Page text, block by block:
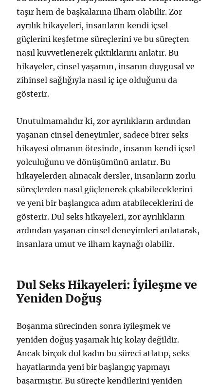
taşır hem de başkalarına ilham olabilir. Zor
ayrılık hikayeleri, insanların kendi içsel
güçlerini keşfetme süreçlerini ve bu süreçten
nasıl kuvvetlenerek çıktıklarını anlatır. Bu
hikayeler, cinsel yaşamın, insanın duygusal ve
zihinsel sağlığıyla nasıl iç içe olduğunu da
gösterir.
Unutulmamalıdır ki, zor ayrılıkların ardından
yaşanan cinsel deneyimler, sadece birer seks
hikayesi olmanın ötesinde, insanın kendi içsel
yolculuğunu ve dönüşümünü anlatır. Bu
hikayelerden alınacak dersler, insanların zorlu
süreçlerden nasıl güçlenerek çıkabileceklerini
ve yeni bir başlangıca adım atabileceklerini de
gösterir. Dul seks hikayeleri, zor ayrılıkların
ardından yaşanan cinsel deneyimleri anlatarak,
insanlara umut ve ilham kaynağı olabilir.
Dul Seks Hikayeleri: İyileşme ve
Yeniden Doğuş
Boşanma sürecinden sonra iyileşmek ve
yeniden doğuş yaşamak hiç kolay değildir.
Ancak birçok dul kadın bu süreci atlatıp, seks
hayatlarında yeni bir başlangıç yapmayı
başarmıştır. Bu süreçte kendilerini yeniden